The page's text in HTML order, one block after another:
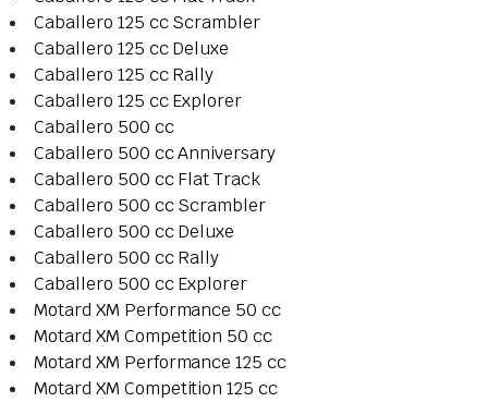
Caballero 125 cc Scrambler
Caballero 125 cc Deluxe
Caballero 125 cc Rally
Caballero 125 cc Explorer
Caballero 500 cc
Caballero 500 cc Anniversary
Caballero 500 cc Flat Track
Caballero 500 cc Scrambler
Caballero 500 cc Deluxe
Caballero 500 cc Rally
Caballero 500 cc Explorer
Motard XM Performance 50 cc
Motard XM Competition 50 cc
Motard XM Performance 125 cc
Motard XM Competition 125 cc